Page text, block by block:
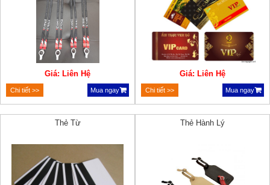
Giá: Liên Hệ
Chi tiết >> Mua ngay
Giá: Liên Hệ
Chi tiết >> Mua ngay
Thẻ Từ Thẻ Hành Lý